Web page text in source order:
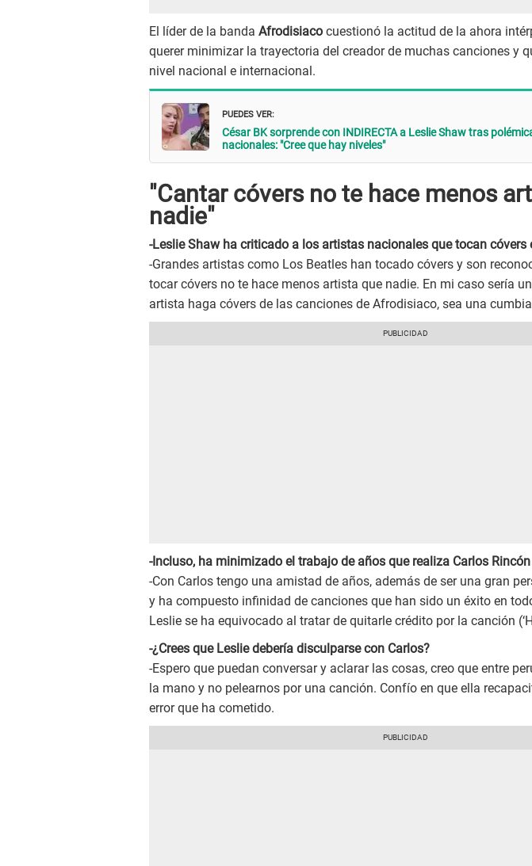
El líder de la banda Afrodisiaco cuestionó la actitud de la ahora
querer minimizar la trayectoria del creador de muchas canciones y
nivel nacional e internacional.
PUEDES VER:
César BK sorprende con INDIRECTA a Leslie Shaw tras
nacionales: "Cree que hay niveles"
"Cantar cóvers no te hace menos
nadie"
-Leslie Shaw ha criticado a los artistas nacionales que tocan
-Grandes artistas como Los Beatles han tocado cóvers y son
tocar cóvers no te hace menos artista que nadie. En mi caso sería
artista haga cóvers de las canciones de Afrodisiaco, sea una
-Incluso, ha minimizado el trabajo de años que realiza Carlos
-Con Carlos tengo una amistad de años, además de ser una gran
y ha compuesto infinidad de canciones que han sido un éxito en
Leslie se ha equivocado al tratar de quitarle crédito por la canción
-¿Crees que Leslie debería disculparse con Carlos?
-Espero que puedan conversar y aclarar las cosas, creo que entre
la mano y no pelearnos por una canción. Confío en que ella
error que ha cometido.